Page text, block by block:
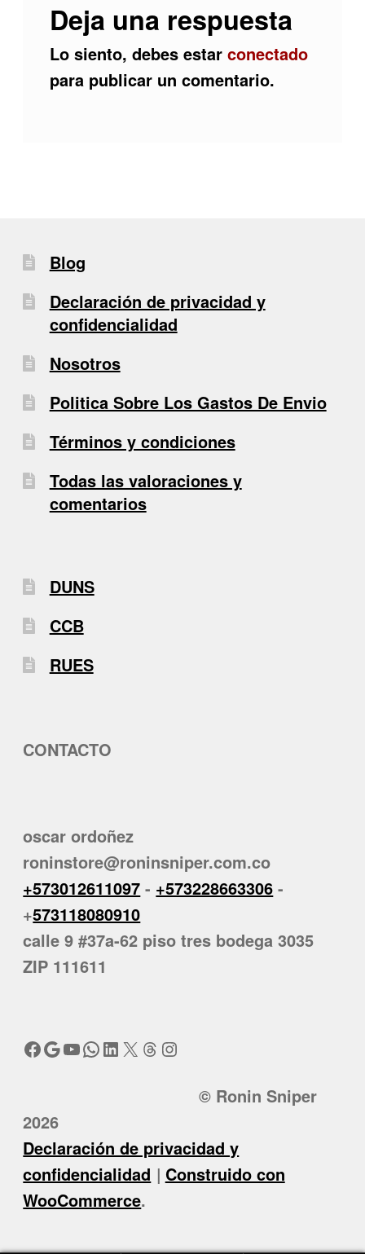
Deja una respuesta
Lo siento, debes estar conectado
para publicar un comentario.
Blog
Declaración de privacidad y
confidencialidad
Nosotros
Politica Sobre Los Gastos De Envio
Términos y condiciones
Todas las valoraciones y
comentarios
DUNS
CCB
RUES
CONTACTO
oscar ordoñez
roninstore@roninsniper.com.co
+573012611097 - +573228663306 -
+573118080910
calle 9 #37a-62 piso tres bodega 3035
ZIP 111611
Facebook
Google
YouTube
WhatsApp
LinkedIn
X Threads
Instagram
© Ronin Sniper
2026
Declaración de privacidad y
confidencialidad
Construido con
WooCommerce.